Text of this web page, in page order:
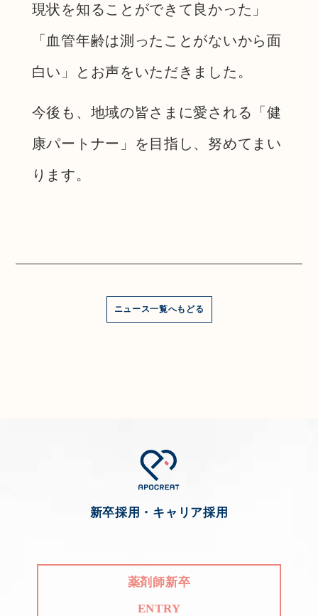
現状を知ることができて良かった」
「血管年齢は測ったことがないから面
白い」とお声をいただきました。
今後も、地域の皆さまに愛される「健
康パートナー」を目指し、努めてまい
ります。
ニュース一覧へもどる
新卒採用・キャリア採用
薬剤師新卒
ENTRY